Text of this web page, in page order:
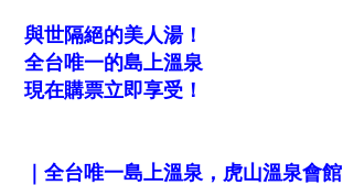
與世隔絕的美人湯！
全台唯一的島上溫泉
現在購票立即享受！
｜全台唯一島上溫泉，虎山溫泉會館